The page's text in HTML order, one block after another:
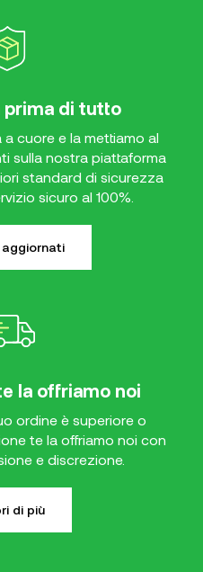
prima di tutto
cuore e la mettiamo al
sulla nostra piattaforma
standard di sicurezza
sicuro al 100%.
la offriamo noi
ordine è superiore o
te la offriamo noi con
e discrezione.
di più